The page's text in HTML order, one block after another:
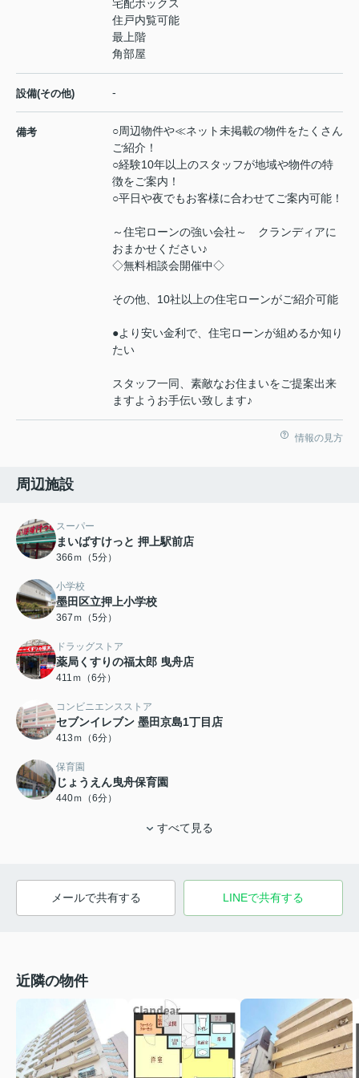
宅配ボックス
住戸内覧可能
最上階
角部屋
設備(その他) -
備考
○周辺物件や≪ネット未掲載の物件をたくさん
ご紹介！
○経験10年以上のスタッフが地域や物件の特
徴をご案内！
○平日や夜でもお客様に合わせてご案内可能！
～住宅ローンの強い会社～ クランディアに
おまかせください♪
◇無料相談会開催中◇
その他、10社以上の住宅ローンがご紹介可能
●より安い金利で、住宅ローンが組めるか知り
たい
スタッフ一同、素敵なお住まいをご提案出来
ますようお手伝い致します♪
情報の見方
周辺施設
スーパー
まいばすけっと 押上駅前店
366ｍ（5分）
小学校
墨田区立押上小学校
367ｍ（5分）
ドラッグストア
薬局くすりの福太郎 曳舟店
411ｍ（6分）
コンビニエンスストア
セブンイレブン 墨田京島1丁目店
413ｍ（6分）
保育園
じょうえん曳舟保育園
440ｍ（6分）
すべて見る
メールで共有する LINEで共有する
近隣の物件